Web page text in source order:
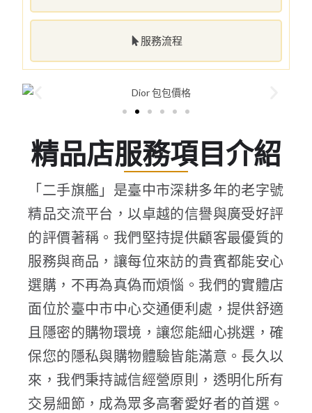
服務流程
精品店服務項目介紹
「二手旗艦」是臺中市深耕多年的老字號
精品交流平台，以卓越的信譽與廣受好評
的評價著稱。我們堅持提供顧客最優質的
服務與商品，讓每位來訪的貴賓都能安心
選購，不再為真偽而煩惱。我們的實體店
面位於臺中市中心交通便利處，提供舒適
且隱密的購物環境，讓您能細心挑選，確
保您的隱私與購物體驗皆能滿意。長久以
來，我們秉持誠信經營原則，透明化所有
交易細節，成為眾多高奢愛好者的首選。